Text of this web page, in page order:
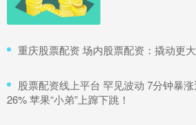
重庆股票配资 场内股票配资：撬动更
股票配资线上平台 罕见波动 7分钟暴
26% 苹果“小弟”上蹿下跳！